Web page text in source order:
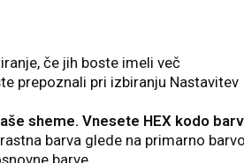
če jih boste imeli več
prepoznali pri izbiranju Nastavitev
sheme. Vnesete HEX kodo
barva glede na primarno
barve.